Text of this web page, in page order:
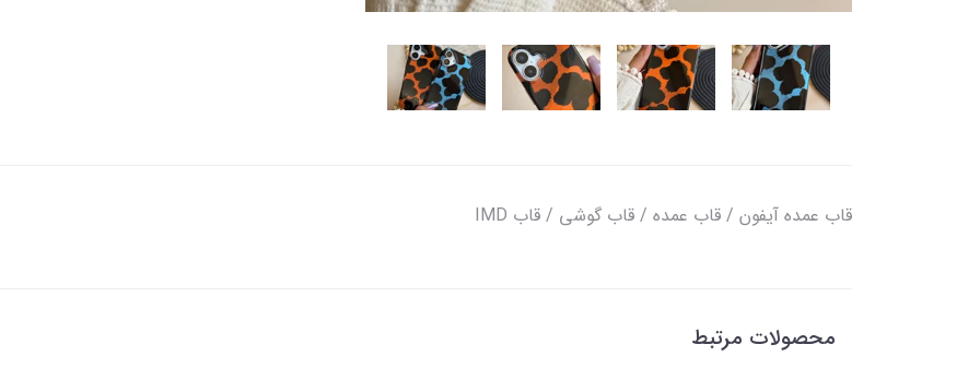
قاب عمده آیفون / قاب عمده / قاب گوشی / قاب IMD
محصولات مرتبط